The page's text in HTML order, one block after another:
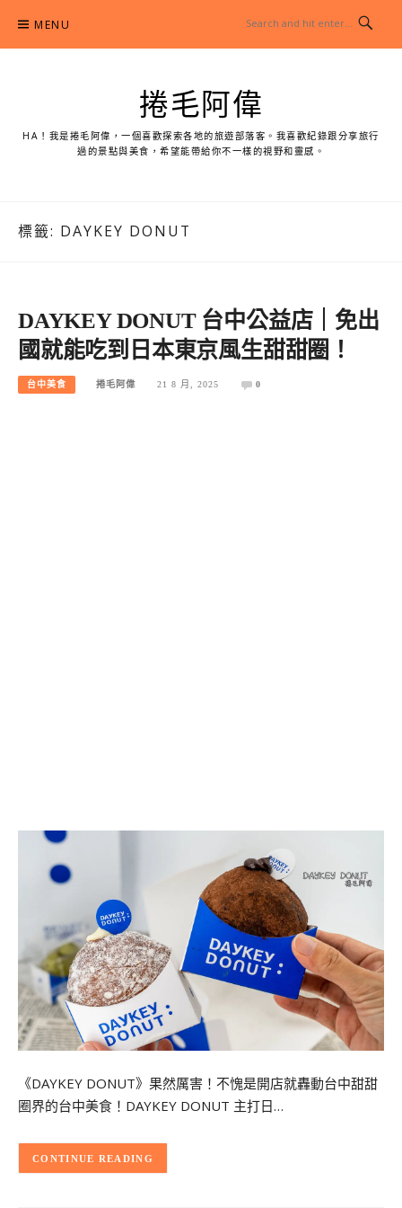
content
MENU
捲毛阿偉
HA！我是捲毛阿偉，一個喜歡探索各地的旅遊部落客。我喜歡紀錄跟分享旅行
過的景點與美食，希望能帶給你不一樣的視野和靈感。
標籤: DAYKEY DONUT
DAYKEY DONUT 台中公益店｜免出
國就能吃到日本東京風生甜甜圈！
台中美食 捲毛阿偉 21 8 月, 2025 0
《DAYKEY DONUT》果然厲害！不愧是開店就轟動台中甜甜
圈界的台中美食！DAYKEY DONUT 主打日…
CONTINUE READING